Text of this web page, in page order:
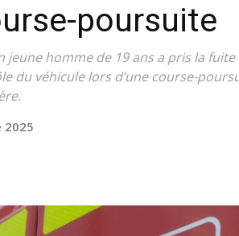
poursuite
homme de 19 ans a pris la fuite
du véhicule lors d’une course-
2025